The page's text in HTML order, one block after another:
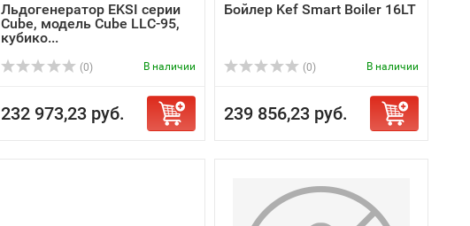
Льдогенератор EKSI серии
Cube, модель Cube LLC-95,
кубико...
(0) В наличии
232 973,23 руб.
Бойлер Kef Smart Boiler 16LT
(0) В наличии
239 856,23 руб.